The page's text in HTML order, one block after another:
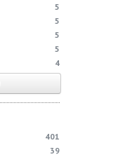
5
5
5
5
4
401
39